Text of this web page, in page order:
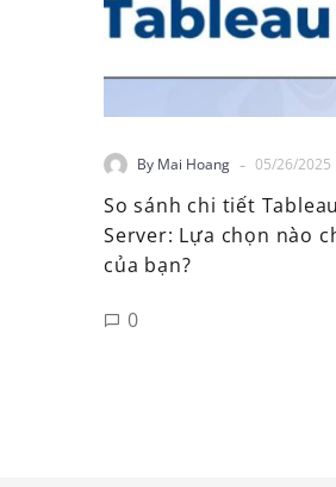
By Mai Hoang - 05/26/2025
So sánh chi tiết
Server: Lựa chọn nào
của bạn?
0